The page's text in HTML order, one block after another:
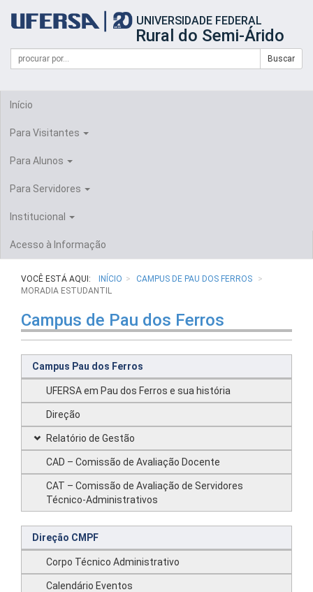
portal
UFERSA
UNIVERSIDADE FEDERAL
Rural do Semi-Árido
Formulário
Busca
Campo
de
Buscar
Início
Para Visitantes
Para Alunos
Para Servidores
Institucional
Acesso à Informação
VOCÊ ESTÁ AQUI: INÍCIO
CAMPUS DE PAU DOS FERROS
MORADIA ESTUDANTIL
Campus de Pau dos Ferros
Campus Pau dos Ferros
UFERSA em Pau dos Ferros e sua história
Direção
Relatório de Gestão
CAD – Comissão de Avaliação Docente
CAT – Comissão de Avaliação de Servidores
Técnico-Administrativos
Direção CMPF
Corpo Técnico Administrativo
Calendário Eventos